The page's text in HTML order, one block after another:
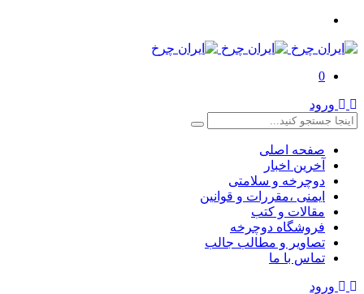
0
ورود
صفحه اصلی
آخرین اخبار
دوچرخه و سلامتی
ایمنی ،مقررات و قوانین
مقالات و کتب
فروشگاه دوچرخه
تصاویر و مطالب جالب
تماس با ما
ورود